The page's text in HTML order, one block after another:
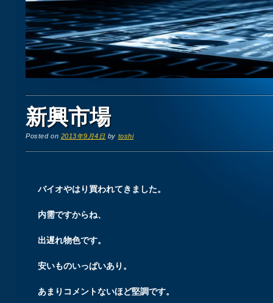
新興市場
Posted on 2013年9月4日 by toshi
バイオやはり買われてきました。
内需ですからね、
出遅れ物色です。
安いものいっぱいあり。
あまりコメントないほど堅調です。